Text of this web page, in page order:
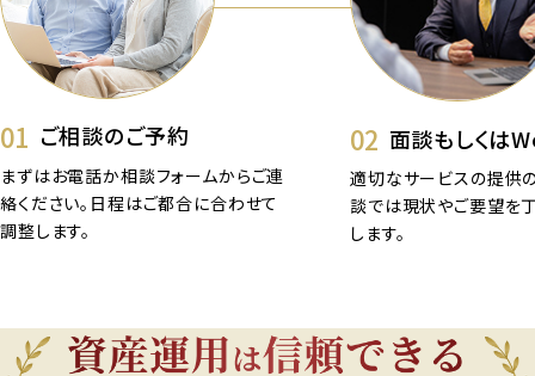
01 ご相談のご予約
まずはお電話か相談フォームからご連
絡ください。日程はご都合に合わせて
調整します。
02 面談もしくは
適切なサービスの提供
談では現状やご要望を
します。